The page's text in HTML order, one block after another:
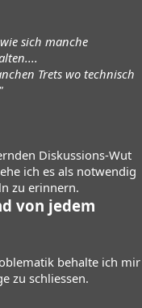
sich manche
Trets wo technisch
Diskussions-Wut
ich es als notwendig
zu erinnern.
von jedem
behalte ich mir
zu schliessen.